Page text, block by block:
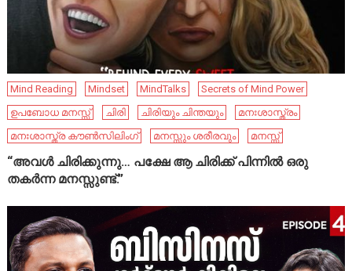
Mind Reading Mindset MindTalks
Secrets of Mind Power
ഉപബോധ മനസ്സ്
ചിരി ചിരിയും ചിന്തയും
മനഃശാസ്ത്രം
മനഃശാസ്ത്ര കൗൺസിലിംഗ്
മനസ്സും ശരീരവും മനസ്സ്
“അവൾ ചിരിക്കുന്നു… പക്ഷേ ആ ചിരിക്ക് പിന്നിൽ ഒരു
തകർന്ന മനസ്സുണ്ട്.”